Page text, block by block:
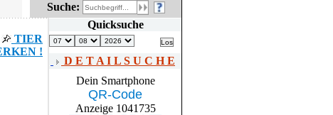
Suche:
TIER
!
Quicksuche
D E T A I L S U C H E
Dein Smartphone
QR-Code
Anzeige 1041735